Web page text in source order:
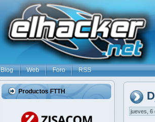
Blog Web Foro RSS
Productos FTTH
jueves, 6